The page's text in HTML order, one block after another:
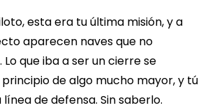
esta era tu última misión, y a
aparecen naves que no
que iba a ser un cierre se
de algo mucho mayor, y tú
de defensa. Sin saberlo.